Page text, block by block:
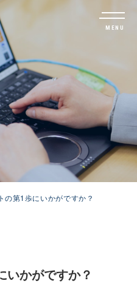
MENU
の第1歩にいかがですか？
いかがですか？